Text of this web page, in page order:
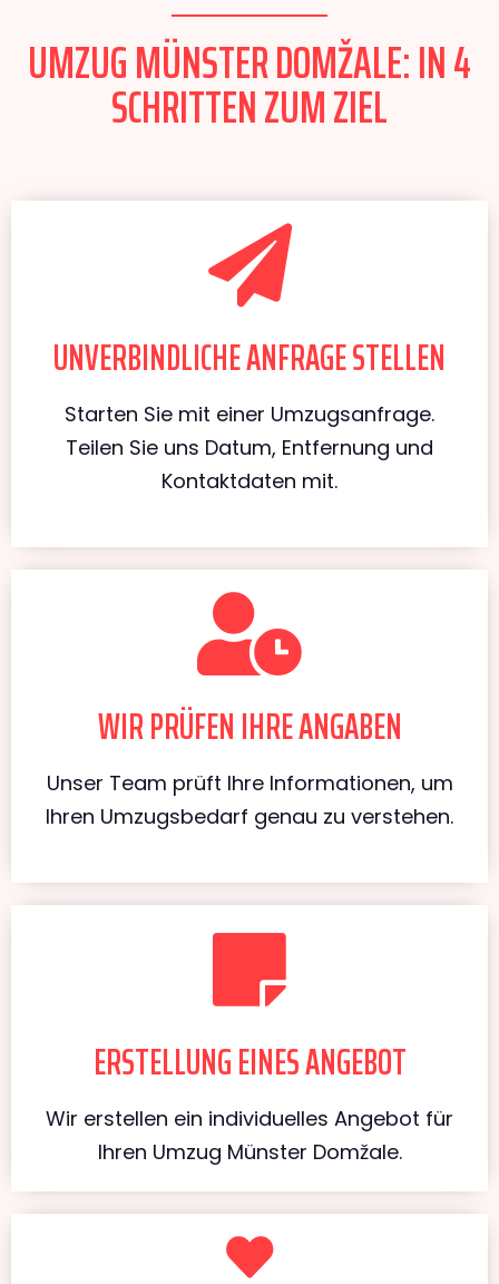
UMZUG MÜNSTER DOMŽALE: IN 4
SCHRITTEN ZUM ZIEL
UNVERBINDLICHE ANFRAGE STELLEN
Starten Sie mit einer Umzugsanfrage.
Teilen Sie uns Datum, Entfernung und
Kontaktdaten mit.
WIR PRÜFEN IHRE ANGABEN
Unser Team prüft Ihre Informationen, um
Ihren Umzugsbedarf genau zu verstehen.
ERSTELLUNG EINES ANGEBOT
Wir erstellen ein individuelles Angebot für
Ihren Umzug Münster Domžale.